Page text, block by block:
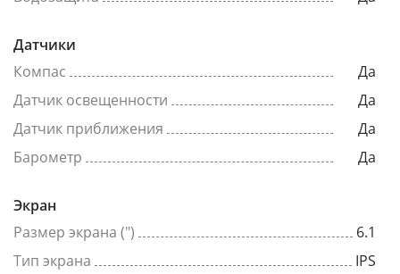
Датчики
Компас
Да
Датчик освещенности
Да
Датчик приближения
Да
Барометр
Да
Экран
Размер экрана (")
6.1
Тип экрана
IPS